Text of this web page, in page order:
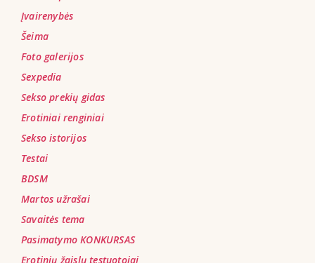
Įvairenybės
Šeima
Foto galerijos
Sexpedia
Sekso prekių gidas
Erotiniai renginiai
Sekso istorijos
Testai
BDSM
Martos užrašai
Savaitės tema
Pasimatymo KONKURSAS
Erotinių žaislų testuotojai